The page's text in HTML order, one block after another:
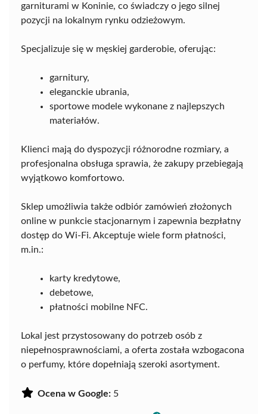
garniturami w Koninie, co świadczy o jego silnej
pozycji na lokalnym rynku odzieżowym.
Specjalizuje się w męskiej garderobie, oferując:
garnitury,
eleganckie ubrania,
sportowe modele wykonane z najlepszych
materiałów.
Klienci mają do dyspozycji różnorodne rozmiary, a
profesjonalna obsługa sprawia, że zakupy przebiegają
wyjątkowo komfortowo.
Sklep umożliwia także odbiór zamówień złożonych
online w punkcie stacjonarnym i zapewnia bezpłatny
dostęp do Wi-Fi. Akceptuje wiele form płatności,
m.in.:
karty kredytowe,
debetowe,
płatności mobilne NFC.
Lokal jest przystosowany do potrzeb osób z
niepełnosprawnościami, a oferta została wzbogacona
o perfumy, które dopełniają szeroki asortyment.
Ocena w Google: 5